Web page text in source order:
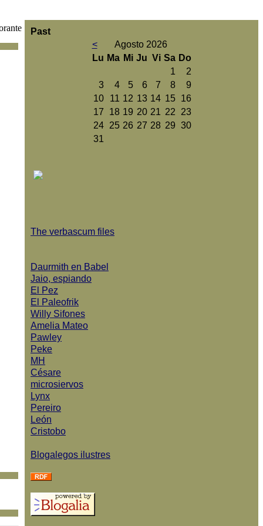
Past
<
Agosto 2026
Lu Ma Mi Ju Vi Sa Do
1
2
3
4 5 6 7 8
9
10
11 12 13 14 15
16
17
18 19 20 21 22
23
24
25 26 27 28 29 30
31
The verbascum files
Daurmith en Babel
Jaio, espiando
El Pez
El Paleofrik
Willy Sifones
Amelia Mateo
Pawley
Peke
MH
Césare
microsiervos
Lynx
Pereiro
León
Cristobo
Blogalegos ilustres